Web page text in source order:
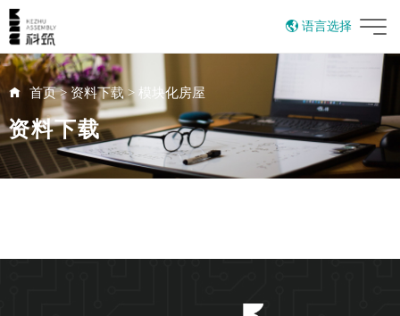
语言选择
English
首页>资料下载> 模块化房屋
资料下载